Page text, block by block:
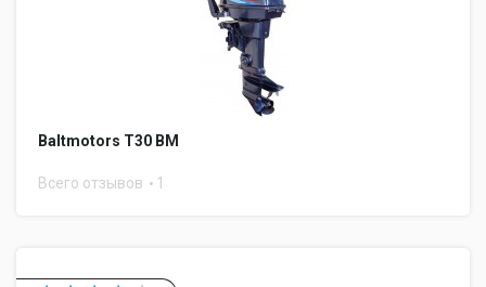
Baltmotors Т30 BM
Всего отзывов 1